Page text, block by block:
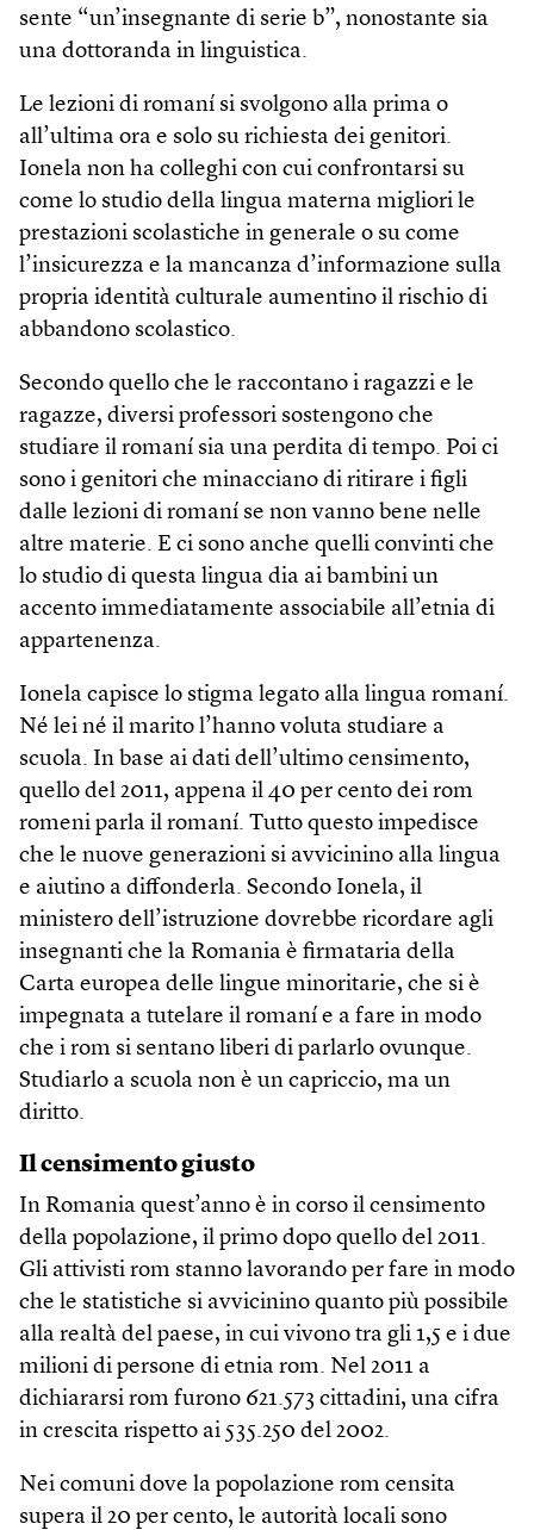
sente “un’insegnante di serie b”, nonostante sia
una dottoranda in linguistica.
Le lezioni di romaní si svolgono alla prima o
all’ultima ora e solo su richiesta dei genitori.
Ionela non ha colleghi con cui confrontarsi su
come lo studio della lingua materna migliori le
prestazioni scolastiche in generale o su come
l’insicurezza e la mancanza d’informazione sulla
propria identità culturale aumentino il rischio di
abbandono scolastico.
Secondo quello che le raccontano i ragazzi e le
ragazze, diversi professori sostengono che
studiare il romaní sia una perdita di tempo. Poi ci
sono i genitori che minacciano di ritirare i figli
dalle lezioni di romaní se non vanno bene nelle
altre materie. E ci sono anche quelli convinti che
lo studio di questa lingua dia ai bambini un
accento immediatamente associabile all’etnia di
appartenenza.
Ionela capisce lo stigma legato alla lingua romaní.
Né lei né il marito l’hanno voluta studiare a
scuola. In base ai dati dell’ultimo censimento,
quello del 2011, appena il 40 per cento dei rom
romeni parla il romaní. Tutto questo impedisce
che le nuove generazioni si avvicinino alla lingua
e aiutino a diffonderla. Secondo Ionela, il
ministero dell’istruzione dovrebbe ricordare agli
insegnanti che la Romania è firmataria della
Carta europea delle lingue minoritarie, che si è
impegnata a tutelare il romaní e a fare in modo
che i rom si sentano liberi di parlarlo ovunque.
Studiarlo a scuola non è un capriccio, ma un
diritto.
Il censimento giusto
In Romania quest’anno è in corso il censimento
della popolazione, il primo dopo quello del 2011.
Gli attivisti rom stanno lavorando per fare in modo
che le statistiche si avvicinino quanto più possibile
alla realtà del paese, in cui vivono tra gli 1,5 e i due
milioni di persone di etnia rom. Nel 2011 a
dichiararsi rom furono 621.573 cittadini, una cifra
in crescita rispetto ai 535.250 del 2002.
Nei comuni dove la popolazione rom censita
supera il 20 per cento, le autorità locali sono